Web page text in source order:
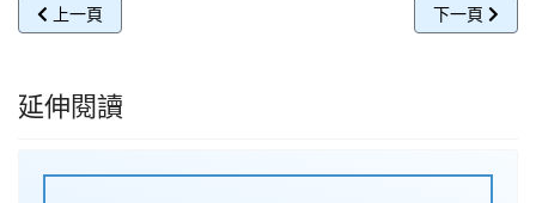
上一篇文章: 科技結合在宅醫療 嘉義打造跨機構「去中心化」照護
上一頁 下一篇文章:
下一頁
延伸閱讀